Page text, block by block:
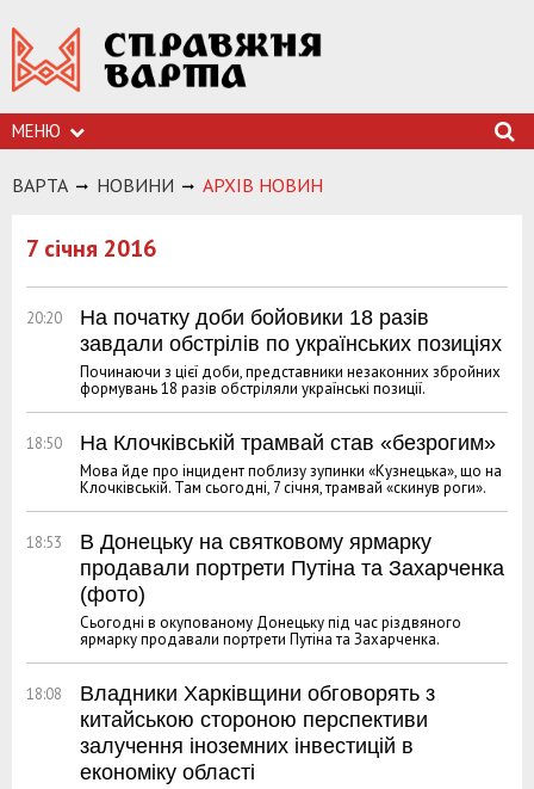
МЕНЮ
ВАРТА НОВИНИ АРХIВ НОВИН
7 січня 2016
20:20
На початку доби бойовики 18 разів
завдали обстрілів по українських позиціях
Починаючи з цієї доби, представники незаконних збройних
формувань 18 разів обстріляли українські позиції.
18:50 На Клочківській трамвай став «безрогим»
Мова йде про інцидент поблизу зупинки «Кузнецька», що на
Клочківській. Там сьогодні, 7 січня, трамвай «скинув роги».
18:53
В Донецьку на святковому ярмарку
продавали портрети Путіна та Захарченка
(фото)
Сьогодні в окупованому Донецьку під час різдвяного
ярмарку продавали портрети Путіна та Захарченка.
18:08
Владники Харківщини обговорять з
китайською стороною перспективи
залучення іноземних інвестицій в
економіку області